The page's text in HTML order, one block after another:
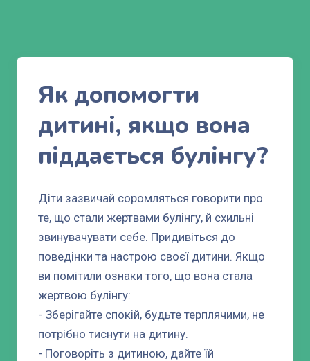
Як допомогти
дитині, якщо вона
піддається булінгу?
Діти зазвичай соромляться говорити про
те, що стали жертвами булінгу, й схильні
звинувачувати себе. Придивіться до
поведінки та настрою своєї дитини. Якщо
ви помітили ознаки того, що вона стала
жертвою булінгу:
- Зберігайте спокій, будьте терплячими, не
потрібно тиснути на дитину.
- Поговоріть з дитиною, дайте їй